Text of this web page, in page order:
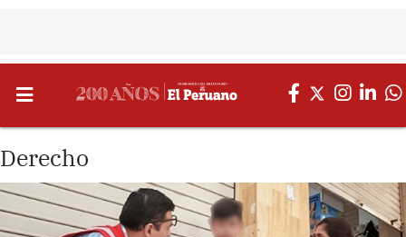
Derecho